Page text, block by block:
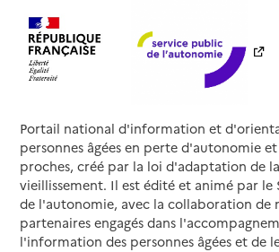
Portail national d'information et
personnes âgées en perte d'autonomie
proches, créé par la loi d'adaptation de
vieillissement. Il est édité et animé par le
de l'autonomie, avec la collaboration de
partenaires engagés dans
l'information des personnes âgées et de